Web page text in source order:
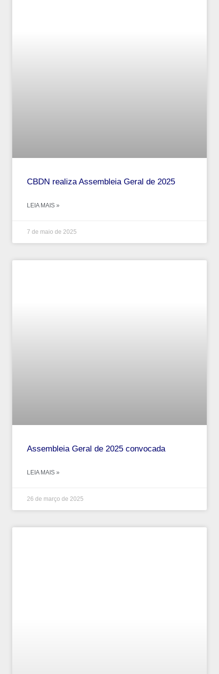
CBDN realiza Assembleia Geral de 2025
LEIA MAIS »
7 de maio de 2025
Assembleia Geral de 2025 convocada
LEIA MAIS »
26 de março de 2025